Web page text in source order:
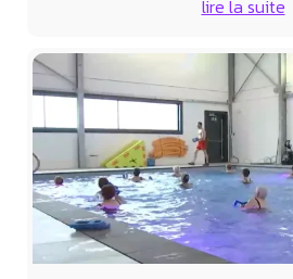
lire la suite